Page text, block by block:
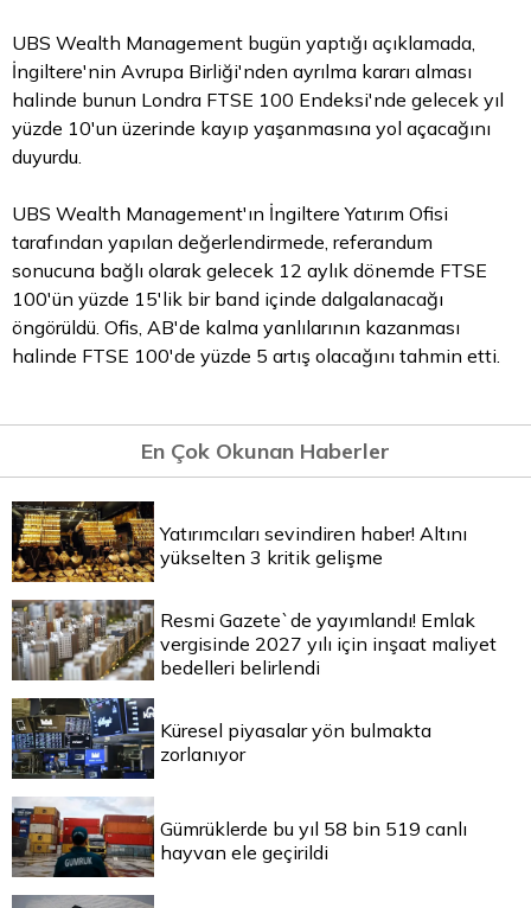
UBS Wealth Management bugün yaptığı açıklamada,
İngiltere'nin Avrupa Birliği'nden ayrılma kararı alması
halinde bunun Londra FTSE 100 Endeksi'nde gelecek yıl
yüzde 10'un üzerinde kayıp yaşanmasına yol açacağını
duyurdu.
UBS Wealth Management'ın İngiltere Yatırım Ofisi
tarafından yapılan değerlendirmede, referandum
sonucuna bağlı olarak gelecek 12 aylık dönemde FTSE
100'ün yüzde 15'lik bir band içinde dalgalanacağı
öngörüldü. Ofis, AB'de kalma yanlılarının kazanması
halinde FTSE 100'de yüzde 5 artış olacağını tahmin etti.
En Çok Okunan Haberler
Yatırımcıları sevindiren haber! Altını
yükselten 3 kritik gelişme
Resmi Gazete`de yayımlandı! Emlak
vergisinde 2027 yılı için inşaat maliyet
bedelleri belirlendi
Küresel piyasalar yön bulmakta
zorlanıyor
Gümrüklerde bu yıl 58 bin 519 canlı
hayvan ele geçirildi